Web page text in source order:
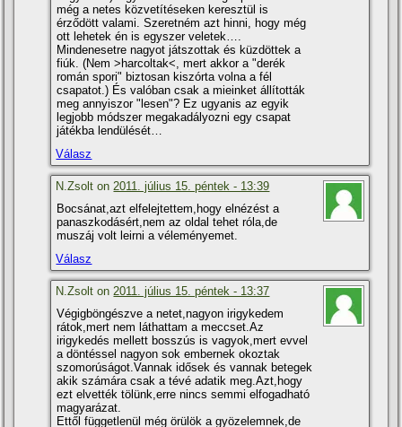
még a netes közvetí­téseken keresztül is
érződött valami. Szeretném azt hinni, hogy még
ott lehetek én is egyszer veletek….
Mindenesetre nagyot játszottak és küzdöttek a
fiúk. (Nem >harcoltak<, mert akkor a "derék
román spori" biztosan kiszórta volna a fél
csapatot.) És valóban csak a mieinket állí­tották
meg annyiszor "lesen"? Ez ugyanis az egyik
legjobb módszer megakadályozni egy csapat
játékba lendülését…
Válasz
N.Zsolt on2011. július 15. péntek - 13:39
Bocsánat,azt elfelejtettem,hogy elnézést a
panaszkodásért,nem az oldal tehet róla,de
muszáj volt leirni a véleményemet.
Válasz
N.Zsolt on2011. július 15. péntek - 13:37
Végigböngészve a netet,nagyon irigykedem
rátok,mert nem láthattam a meccset.Az
irigykedés mellett bosszús is vagyok,mert evvel
a döntéssel nagyon sok embernek okoztak
szomorúságot.Vannak idősek és vannak betegek
akik számára csak a tévé adatik meg.Azt,hogy
ezt elvették tölünk,erre nincs semmi elfogadható
magyarázat.
Ettől függetlenül még örülök a gyözelemnek,de